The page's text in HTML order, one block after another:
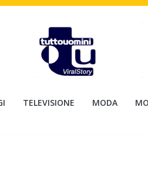
TELEVISIONE MODA